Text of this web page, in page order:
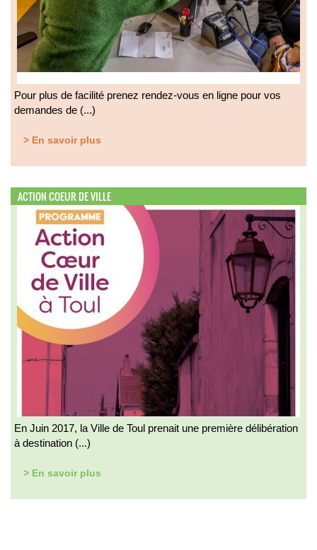
Pour plus de facilité prenez rendez-vous en ligne pour vos
demandes de (...)
> En savoir plus
ACTION COEUR DE VILLE
En Juin 2017, la Ville de Toul prenait une première délibération
à destination (...)
> En savoir plus